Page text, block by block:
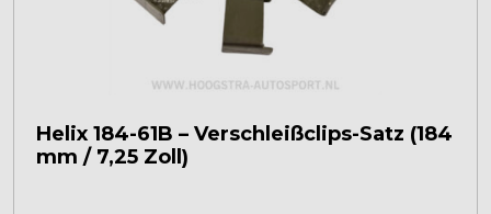
Helix 184-61B – Verschleißclips-Satz (184
mm / 7,25 Zoll)